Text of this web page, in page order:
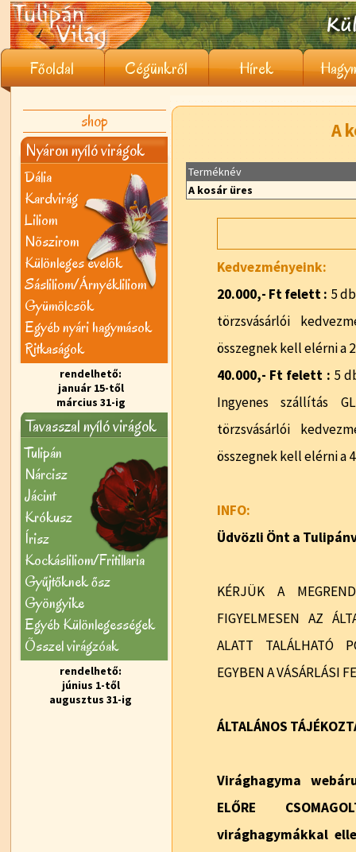
Főoldal Cégünkről Hírek
shop
Nyáron nyíló virágok
Dália
Kardvirág
Liliom
Nõszirom
Különleges évelõk
Sásliliom/Árnyékliliom
Gyümölcsök
Egyéb nyári hagymások
Ritkaságok
rendelhető:
január 15-től
március 31-ig
Tavasszal nyíló virágok
Tulipán
Nárcisz
Jácint
Krókusz
Írisz
Kockásliliom/Fritillaria
Gyűjtőknek ősz
Gyöngyike
Egyéb Különlegességek
Õsszel virágzóak
rendelhető:
június 1-től
augusztus 31-ig
A
Terméknév
A kosár üres
Kedvezményeink:
20.000,- Ft felett : 5
törzsvásárlói
összegnek kell elérni a
40.000,- Ft felett : 5
Ingyenes szállítás
törzsvásárlói
összegnek kell elérni a
INFO:
Üdvözli Önt a
KÉRJÜK A
FIGYELMESEN AZ
ALATT TALÁLHATÓ
EGYBEN A VÁSÁRLÁSI
ÁLTALÁNOS
Virághagyma
ELŐRE
virághagymákkal